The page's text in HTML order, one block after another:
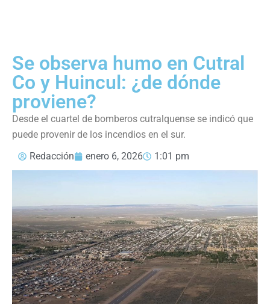
Se observa humo en Cutral
Co y Huincul: ¿de dónde
proviene?
Desde el cuartel de bomberos cutralquense se indicó que
puede provenir de los incendios en el sur.
Redacción
enero 6, 2026 1:01 pm